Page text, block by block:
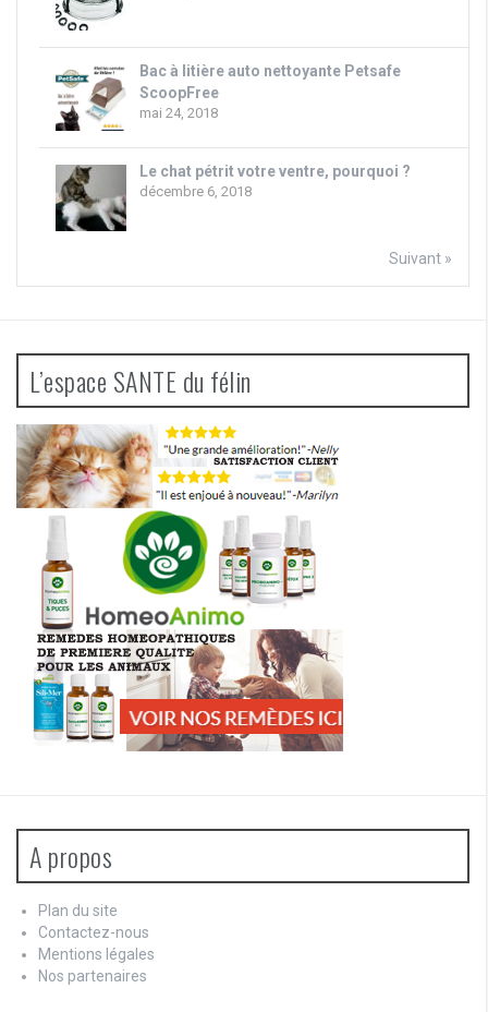
Bac à litière auto nettoyante Petsafe
ScoopFree
mai 24, 2018
Le chat pétrit votre ventre, pourquoi ?
décembre 6, 2018
Suivant »
L’espace SANTE du félin
A propos
Plan du site
Contactez-nous
Mentions légales
Nos partenaires